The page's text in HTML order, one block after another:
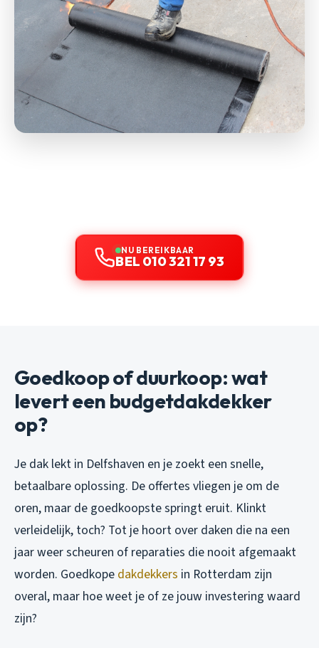
NU BEREIKBAAR
BEL 010 321 17 93
Goedkoop of duurkoop: wat
levert een budgetdakdekker
op?
Je dak lekt in Delfshaven en je zoekt een snelle,
betaalbare oplossing. De offertes vliegen je om de
oren, maar de goedkoopste springt eruit. Klinkt
verleidelijk, toch? Tot je hoort over daken die na een
jaar weer scheuren of reparaties die nooit afgemaakt
worden. Goedkope dakdekkers in Rotterdam zijn
overal, maar hoe weet je of ze jouw investering waard
zijn?